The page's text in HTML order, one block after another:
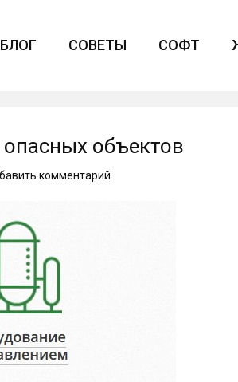
БЛОГ СОВЕТЫ СОФТ
опасных объектов
комментарий